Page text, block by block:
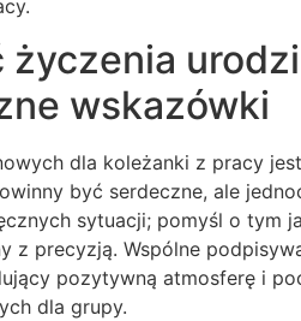
życzenia
wskazówki
dla koleżanki z pracy
być serdeczne, ale
sytuacji; pomyśl o tym
z precyzją. Wspólne
pozytywną atmosferę i
dla grupy.